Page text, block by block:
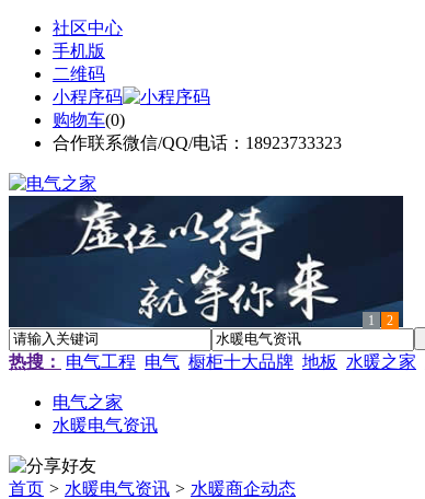
社区中心
手机版
二维码
小程序码
购物车(0)
合作联系微信/QQ/电话：18923733323
1 2
热搜： 电气工程 电气 橱柜十大品牌 地板 水暖之家
电气之家
水暖电气资讯
首页 > 水暖电气资讯 > 水暖商企动态